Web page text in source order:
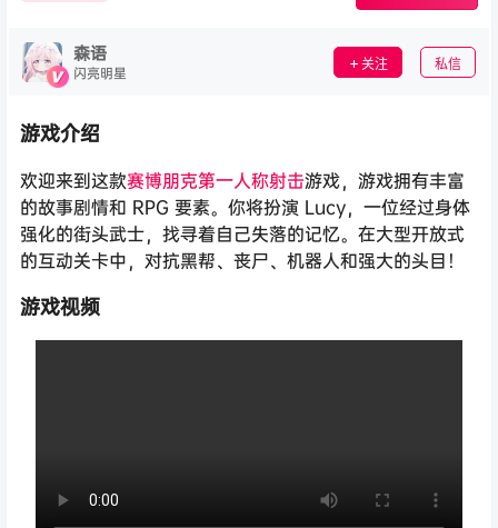
森语
闪亮明星 关注 私信
游戏介绍
欢迎来到这款赛博朋克第一人称射击游戏，游戏拥有丰富
的故事剧情和 RPG 要素。你将扮演 Lucy，一位经过身体
强化的街头武士，找寻着自己失落的记忆。在大型开放式
的互动关卡中，对抗黑帮、丧尸、机器人和强大的头目！
游戏视频